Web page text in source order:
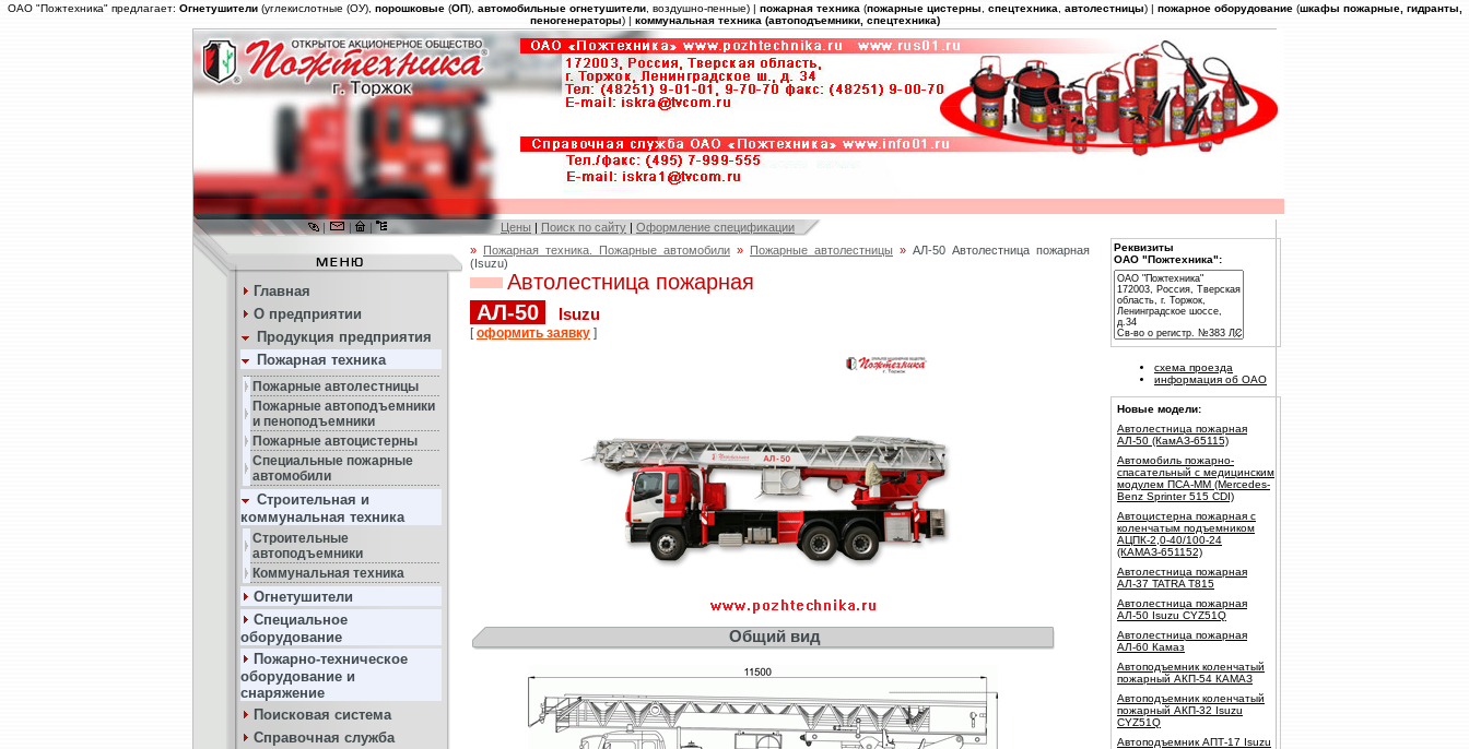
ОАО "Пожтехника" предлагает: Огнетушители(углекислотные (ОУ), порошковые(ОП), автомобильные огнетушители, воздушно-пенные) | пожарная техника (пожарные цистерны спецтехника автолестницы) | пожарное оборудование(шкафы пожарные, гидранты,
пеногенераторы) | коммунальная техника (автоподъемники, спецтехника)
| | | Цены | Поиск по сайту | Оформление спецификации
Главная
О предприятии
Продукция предприятия
Пожарная техника
Пожарные автолестницы
Пожарные автоподъемники
и пеноподъемники
Пожарные автоцистерны
Специальные пожарные
автомобили
Строительная и
коммунальная техника
Строительные
автоподъемники
Коммунальная техника
Огнетушители
Специальное
оборудование
Пожарно-техническое
оборудование и
снаряжение
Поисковая система
Справочная служба
» Пожарная техника. Пожарные автомобили » Пожарные автолестницы » АЛ-50 Автолестница пожарная
(Isuzu)
Автолестница пожарная
АЛ-50
Isuzu
[оформить заявку ]
Общий вид
Реквизиты
ОАО "Пожтехника":
схема проезда
информация об ОАО
Новые модели:
Автолестница пожарная
АЛ-50 (КамАЗ-65115)
Автомобиль пожарно-
спасательный с медицинским
модулем ПСА-ММ (Mercedes-
Benz Sprinter 515 CDI)
Автоцистерна пожарная с
коленчатым подъемником
АЦПК-2,0-40/100-24
(КАМАЗ-651152)
Автолестница пожарная
АЛ-37 TATRA T815
Автолестница пожарная
АЛ-50 Isuzu CYZ51Q
Автолестница пожарная
АЛ-60 Камаз
Автоподъемник коленчатый
пожарный АКП-54 КАМАЗ
Автоподъемник коленчатый
пожарный АКП-32 Isuzu
CYZ51Q
Автоподъемник АПТ-17 Isuzu